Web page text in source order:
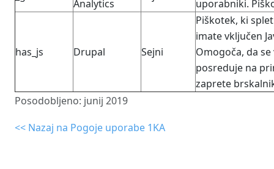
Analytics
uporabniki.
has_js Drupal Sejni
Piškotek, ki
imate vključen
Omogoča, da
posreduje na
zaprete
Posodobljeno: junij 2019
<< Nazaj na Pogoje uporabe 1KA